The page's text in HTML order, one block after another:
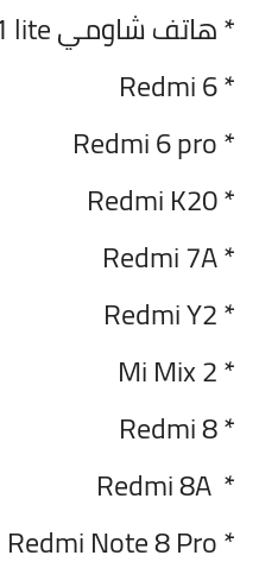
* هاتف شاومي Redmi Y1 lite
* Redmi 6
* Redmi 6 pro
* Redmi K20
* Redmi 7A
* Redmi Y2
* Mi Mix 2
* Redmi 8
* Redmi 8A
* Redmi Note 8 Pro